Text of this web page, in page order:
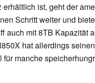
erhältlich ist, geht der
Schritt weiter und
auch mit 8TB Kapazität
hat allerdings
für manche